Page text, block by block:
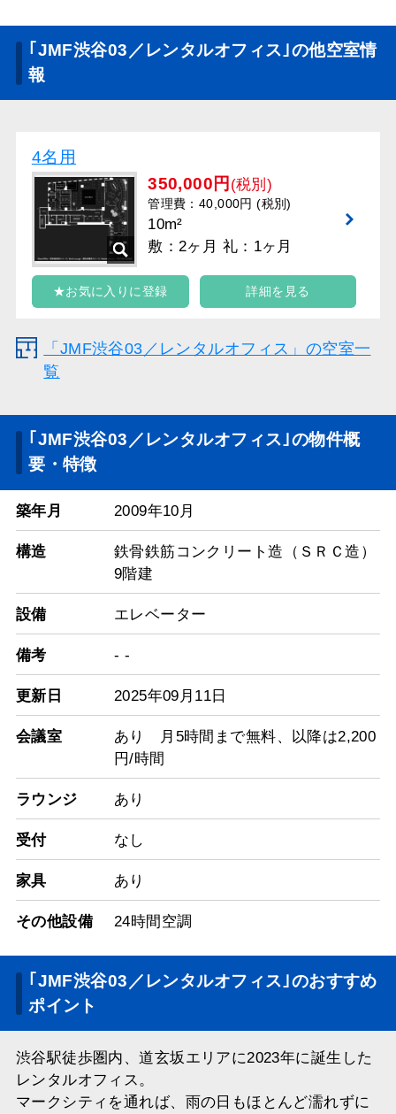
｢JMF渋谷03／レンタルオフィス｣の他空室情
報
4名用
350,000円 (税別)
管理費：40,000円 (税別)
10m²
敷：2ヶ月 礼：1ヶ月
★お気に入りに登録 詳細を見る
「JMF渋谷03／レンタルオフィス」の空室一
覧
｢JMF渋谷03／レンタルオフィス｣の物件概
要・特徴
築年月 2009年10月
構造
鉄骨鉄筋コンクリート造（ＳＲＣ造）
9階建
設備 エレベーター
備考 - -
更新日 2025年09月11日
会議室
あり 月5時間まで無料、以降は2,200
円/時間
ラウンジ あり
受付 なし
家具 あり
その他設備 24時間空調
｢JMF渋谷03／レンタルオフィス｣のおすすめ
ポイント
渋谷駅徒歩圏内、道玄坂エリアに2023年に誕生した
レンタルオフィス。
マークシティを通れば、雨の日もほとんど濡れずに